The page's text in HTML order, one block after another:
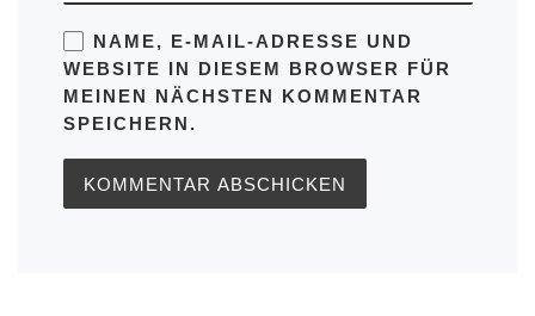
NAME, E-MAIL-ADRESSE UND
WEBSITE IN DIESEM BROWSER FÜR
MEINEN NÄCHSTEN KOMMENTAR
SPEICHERN.